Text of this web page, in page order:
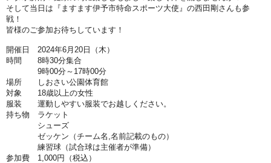
そして当日は『ますます伊予市特命スポーツ大使』の西田剛さんも参
戦！
皆様のご参加お待ちしています！
開催日 2024年6月20日（木）
時間 8時30分集合
9時00分～17時00分
場所 しおさい公園体育館
対象 18歳以上の女性
服装 運動しやすい服装でお越しください。
持ち物 ラケット
シューズ
ゼッケン（チーム名,名前記載のもの）
練習球（試合球は主催者が準備）
参加費 1,000円（税込）